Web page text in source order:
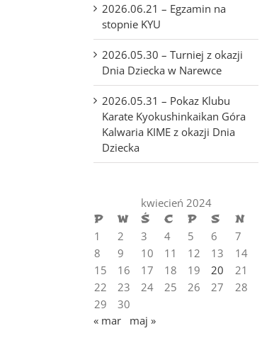
2026.06.21 – Egzamin na
stopnie KYU
2026.05.30 – Turniej z okazji
Dnia Dziecka w Narewce
2026.05.31 – Pokaz Klubu
Karate Kyokushinkaikan Góra
Kalwaria KIME z okazji Dnia
Dziecka
kwiecień 2024
P
W Ś C P S
N
1
2 3 4 5 6
7
8
9 10 11 12 13
14
15
16 17 18 19 20
21
22
23 24 25 26 27
28
29
30
« mar
maj »